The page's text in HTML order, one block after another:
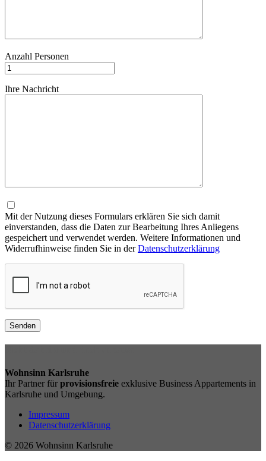
Anzahl Personen
Ihre Nachricht
Mit der Nutzung dieses Formulars erklären Sie sich damit
einverstanden, dass die Daten zur Bearbeitung Ihres Anliegens
gespeichert und verwendet werden. Weitere Informationen und
Widerrufhinweise finden Sie in derDatenschutzerklärung
Wohnsinn Karlsruhe
Ihr Partner für provisionsfreie exklusive Business Appartements in
Karlsruhe und Umgebung.
Impressum
Datenschutzerklärung
© 2026 Wohnsinn Karlsruhe